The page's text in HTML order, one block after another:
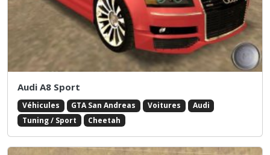
Audi A8 Sport
Véhicules GTA San Andreas Voitures
Audi
Tuning / Sport
Cheetah